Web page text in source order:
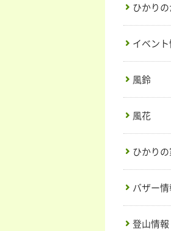
ひかり
イベン
風鈴
風花
ひかり
バザー
登山情報